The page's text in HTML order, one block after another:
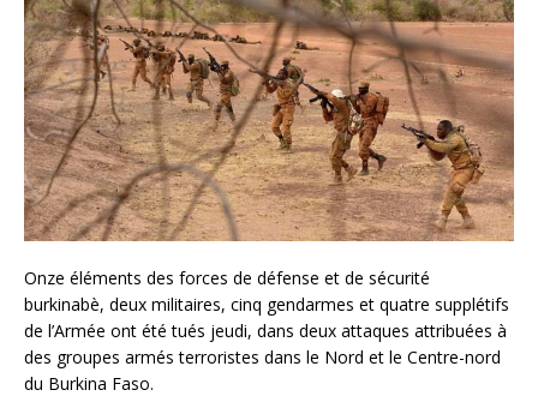
Onze éléments des forces de défense et de sécurité
burkinabè, deux militaires, cinq gendarmes et quatre supplétifs
de l’Armée ont été tués jeudi, dans deux attaques attribuées à
des groupes armés terroristes dans le Nord et le Centre-nord
du Burkina Faso.